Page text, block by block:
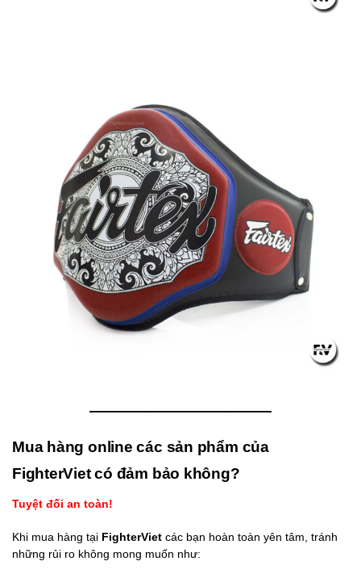
————————————
Mua hàng online các sản phẩm của
FighterViet có đảm bảo không?
Tuyệt đối an toàn!
Khi mua hàng tại FighterViet các bạn hoàn toàn yên tâm, tránh
những rủi ro không mong muốn như: